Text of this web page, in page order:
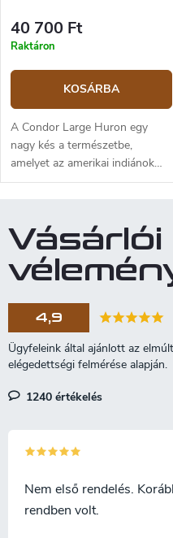
40 700 Ft
Raktáron
KOSÁRBA
A Condor Large Huron egy
nagy kés a természetbe,
amelyet az amerikai indiánok
kései ihlettek. A 14,5 cm
domború élezéssel rendelkezik.
Diófa markolat. Nagyon szépen
kidolgozott sötét bőr tok, övre
Vásárlói
4,9
1240 értékelés
Nem első rendelés.
rendben volt.